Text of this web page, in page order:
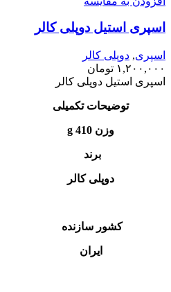
اسپری استیل دوپلی کالر
اسپری, دوپلی کالر
۱,۲۰۰,۰۰۰ تومان
اسپری استیل دوپلی کالر
توضیحات تکمیلی
وزن 410 g
برند
دوپلی کالر
کشور سازنده
ایران